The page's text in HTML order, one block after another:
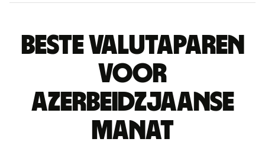
Beste valutaparen
voor
Azerbeidzjaanse
manat